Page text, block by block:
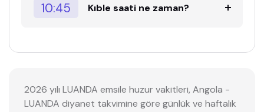
10:45 Kıble saati ne zaman?
2026 yılı LUANDA emsile huzur vakitleri, Angola -
LUANDA diyanet takvimine göre günlük ve haftalık